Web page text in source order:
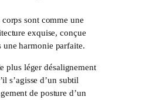
corps sont comme une
exquise, conçue
une harmonie parfaite.
plus léger désalignement
s’agisse d’un subtil
de posture d’un